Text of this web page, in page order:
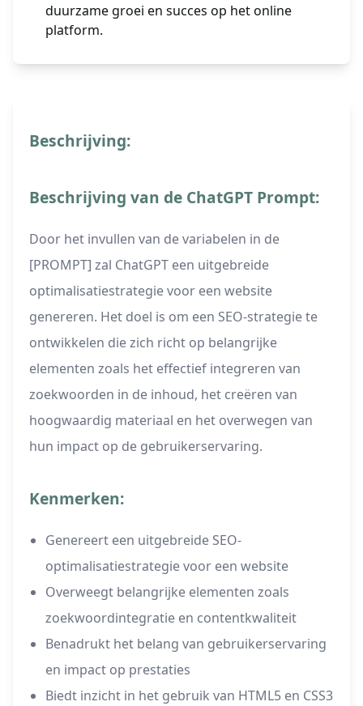
duurzame groei en succes op het online
platform.
Beschrijving:
Beschrijving van de ChatGPT Prompt:
Door het invullen van de variabelen in de
[PROMPT] zal ChatGPT een uitgebreide
optimalisatiestrategie voor een website
genereren. Het doel is om een SEO-strategie te
ontwikkelen die zich richt op belangrijke
elementen zoals het effectief integreren van
zoekwoorden in de inhoud, het creëren van
hoogwaardig materiaal en het overwegen van
hun impact op de gebruikerservaring.
Kenmerken:
Genereert een uitgebreide SEO-
optimalisatiestrategie voor een website
Overweegt belangrijke elementen zoals
zoekwoordintegratie en contentkwaliteit
Benadrukt het belang van gebruikerservaring
en impact op prestaties
Biedt inzicht in het gebruik van HTML5 en CSS3